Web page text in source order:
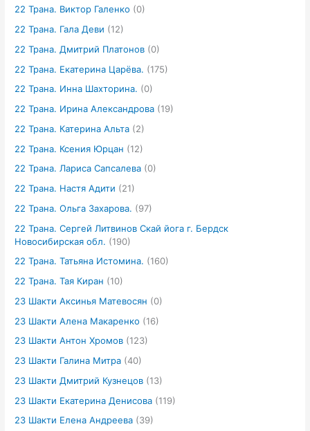
22 Трана. Виктор Галенко (0)
22 Трана. Гала Деви (12)
22 Трана. Дмитрий Платонов (0)
22 Трана. Екатерина Царёва. (175)
22 Трана. Инна Шахторина. (0)
22 Трана. Ирина Александрова (19)
22 Трана. Катерина Альта (2)
22 Трана. Ксения Юрцан (12)
22 Трана. Лариса Сапсалева (0)
22 Трана. Настя Адити (21)
22 Трана. Ольга Захарова. (97)
22 Трана. Сергей Литвинов Скай йога г. Бердск
Новосибирская обл. (190)
22 Трана. Татьяна Истомина. (160)
22 Трана. Тая Киран (10)
23 Шакти Аксинья Матевосян (0)
23 Шакти Алена Макаренко (16)
23 Шакти Антон Хромов (123)
23 Шакти Галина Митра (40)
23 Шакти Дмитрий Кузнецов (13)
23 Шакти Екатерина Денисова (119)
23 Шакти Елена Андреева (39)